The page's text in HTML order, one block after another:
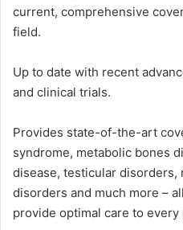
current, comprehensive
field.
Up to date with recent
and clinical trials.
Provides state-of-the-art
syndrome, metabolic bones
disease, testicular disorders,
disorders and much more –
provide optimal care to every